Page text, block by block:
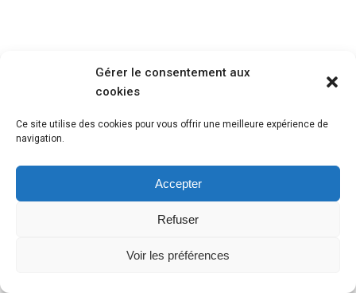
Gérer le consentement aux
cookies
Ce site utilise des cookies pour vous offrir une meilleure expérience de
navigation.
Accepter
Refuser
Voir les préférences